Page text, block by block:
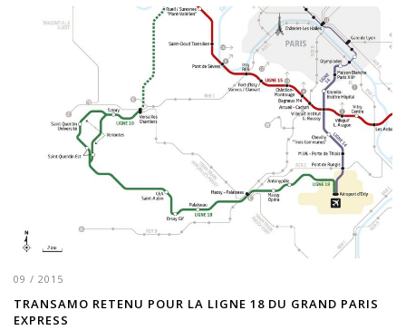
09 / 2015
TRANSAMO RETENU POUR LA LIGNE 18 DU GRAND PARIS
EXPRESS